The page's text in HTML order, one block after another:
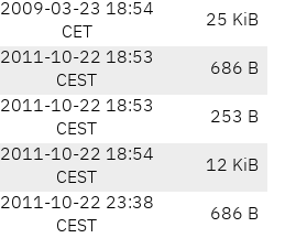
2009-03-23 18:54
CET
25 KiB
2011-10-22 18:53
CEST
686 B
2011-10-22 18:53
CEST
253 B
2011-10-22 18:54
CEST
12 KiB
2011-10-22 23:38
CEST
686 B